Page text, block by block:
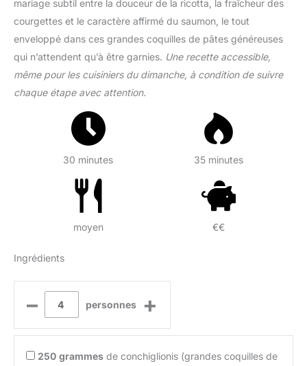
mariage subtil entre la douceur de la ricotta, la fraîcheur des
courgettes et le caractère affirmé du saumon, le tout
enveloppé dans ces grandes coquilles de pâtes généreuses
qui n’attendent qu’à être garnies. Une recette accessible,
même pour les cuisiniers du dimanche, à condition de suivre
chaque étape avec attention.
30 minutes 35 minutes
moyen €€
Ingrédients
– personnes +
250 grammes de conchiglionis (grandes coquilles de